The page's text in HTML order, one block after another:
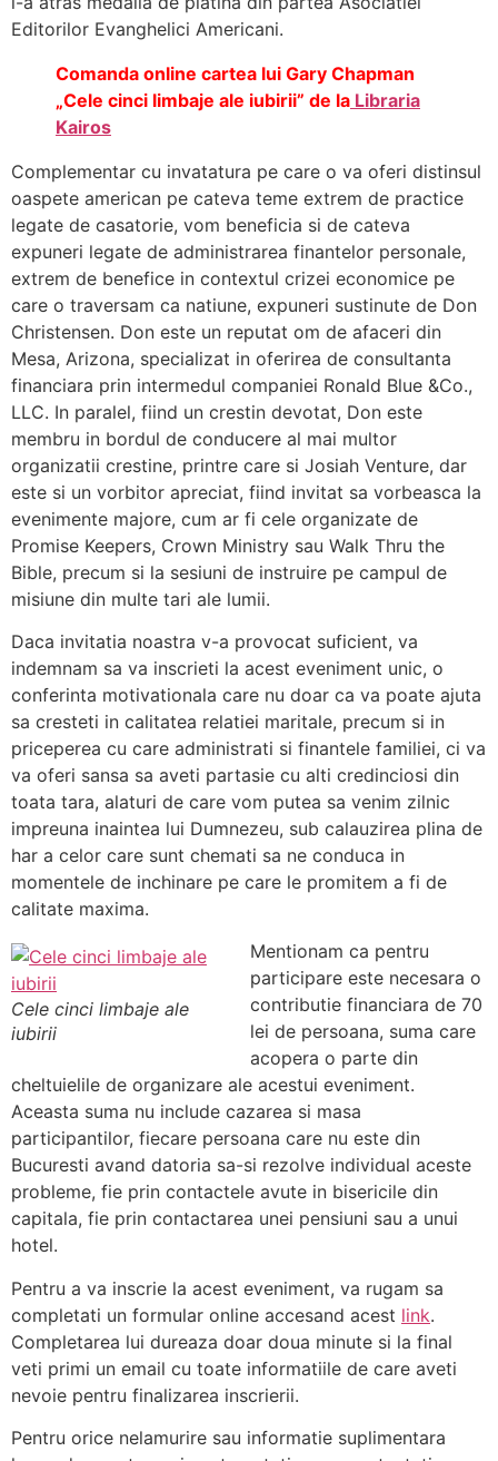
Editorilor Evanghelici Americani.
Comanda online cartea lui Gary Chapman
„Cele cinci limbaje ale iubirii” de la Libraria
Kairos
Complementar cu invatatura pe care o va oferi distinsul
oaspete american pe cateva teme extrem de practice
legate de casatorie, vom beneficia si de cateva
expuneri legate de administrarea finantelor personale,
extrem de benefice in contextul crizei economice pe
care o traversam ca natiune, expuneri sustinute de Don
Christensen. Don este un reputat om de afaceri din
Mesa, Arizona, specializat in oferirea de consultanta
financiara prin intermedul companiei Ronald Blue &Co.,
LLC. In paralel, fiind un crestin devotat, Don este
membru in bordul de conducere al mai multor
organizatii crestine, printre care si Josiah Venture, dar
este si un vorbitor apreciat, fiind invitat sa vorbeasca la
evenimente majore, cum ar fi cele organizate de
Promise Keepers, Crown Ministry sau Walk Thru the
Bible, precum si la sesiuni de instruire pe campul de
misiune din multe tari ale lumii.
Daca invitatia noastra v-a provocat suficient, va
indemnam sa va inscrieti la acest eveniment unic, o
conferinta motivationala care nu doar ca va poate ajuta
sa cresteti in calitatea relatiei maritale, precum si in
priceperea cu care administrati si finantele familiei, ci va
va oferi sansa sa aveti partasie cu alti credinciosi din
toata tara, alaturi de care vom putea sa venim zilnic
impreuna inaintea lui Dumnezeu, sub calauzirea plina de
har a celor care sunt chemati sa ne conduca in
momentele de inchinare pe care le promitem a fi de
calitate maxima.
Cele cinci limbaje ale
iubirii
Mentionam ca pentru
participare este necesara o
contributie financiara de 70
lei de persoana, suma care
acopera o parte din
cheltuielile de organizare ale acestui eveniment.
Aceasta suma nu include cazarea si masa
participantilor, fiecare persoana care nu este din
Bucuresti avand datoria sa-si rezolve individual aceste
probleme, fie prin contactele avute in bisericile din
capitala, fie prin contactarea unei pensiuni sau a unui
hotel.
Pentru a va inscrie la acest eveniment, va rugam sa
completati un formular online accesand acest link.
Completarea lui dureaza doar doua minute si la final
veti primi un email cu toate informatiile de care aveti
nevoie pentru finalizarea inscrierii.
Pentru orice nelamurire sau informatie suplimentara